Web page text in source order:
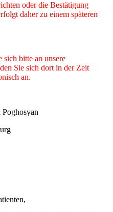
oder die Bestätigung
daher zu einem späteren
sich bitte an unsere
Sie sich dort in der Zeit
an.